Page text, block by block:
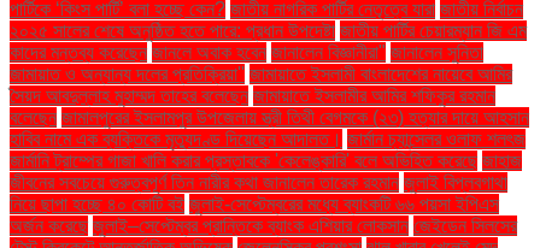
পার্টিকে ‘কিংস পার্টি’ বলা হচ্ছে কেন? জাতীয় নাগরিক পার্টির নেতৃত্বে যারা জাতীয় নির্বাচন
২০২৫ সালের শেষে অনুষ্ঠিত হতে পারে: প্রধান উপদেষ্টা জাতীয় পার্টির চেয়ারম্যান জি এম
কাদের মন্তব্য করেছেন জানলে অবাক হবেন জানালেন বিজ্ঞানীরা" জানালেন সুনিতা
জামায়াত ও অন্যান্য দলের প্রতিক্রিয়া'' জামায়াতে ইসলামী বাংলাদেশের নায়েবে আমির
সৈয়দ আবদুল্লাহ মুহাম্মদ তাহের বলেছেন জামায়াতে ইসলামীর আমির শফিকুর রহমান
বলেছেন জামালপুরের ইসলামপুর উপজেলায় স্ত্রী তিথী বেগমকে (২৩) হত্যার দায়ে আহসান
হাবিব নামে এক ব্যক্তিকে মৃত্যুদণ্ড দিয়েছেন আদালত। জার্মান চ্যান্সেলর ওলাফ শলৎজ
জার্মানি ট্রাম্পের গাজা খালি করার প্রস্তাবকে 'কেলেঙ্কারি' বলে অভিহিত করেছে জাহাজ
জীবনের সবচেয়ে গুরুত্বপূর্ণ তিন নারীর কথা জানালেন তারেক রহমান জুলাই বিপ্লবগাথা
নিয়ে ছাপা হচ্ছে ৪০ কোটি বই জুলাই-সেপ্টেম্বরের মধ্যে ব্যাংকটি ৬৬ পয়সা ইপিএস
অর্জন করেছে জুলাই–সেপ্টেম্বর প্রান্তিকে ব্যাংক এশিয়ার লোকসান জেইডেন সিলসের